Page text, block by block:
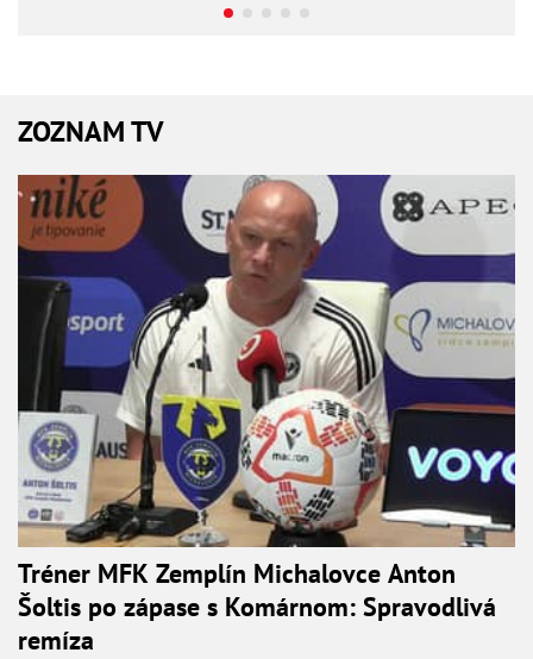
ZOZNAM TV
Tréner MFK Zemplín Michalovce Anton
Šoltis po zápase s Komárnom: Spravodlivá
remíza